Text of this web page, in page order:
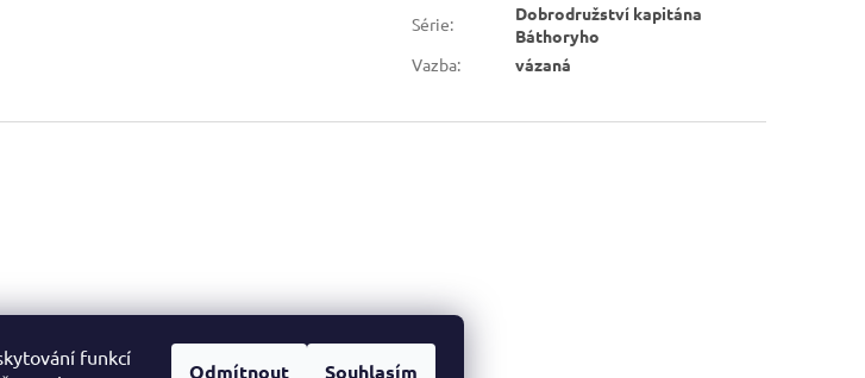
funkcí
Odmítnout Souhlasím
Série:
Dobrodružství kapitána
Báthoryho
Vazba: vázaná